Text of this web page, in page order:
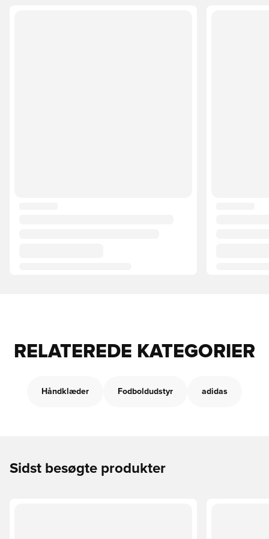
RELATEREDE KATEGORIER
Håndklæder Fodboldudstyr adidas
Sidst besøgte produkter